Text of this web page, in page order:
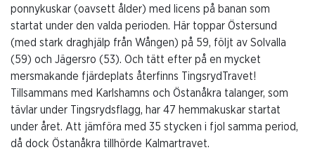
ponnykuskar (oavsett ålder) med licens på banan som
startat under den valda perioden. Här toppar Östersund
(med stark draghjälp från Wången) på 59, följt av Solvalla
(59) och Jägersro (53). Och tätt efter på en mycket
mersmakande fjärdeplats återfinns TingsrydTravet!
Tillsammans med Karlshamns och Östanåkra talanger, som
tävlar under Tingsrydsflagg, har 47 hemmakuskar startat
under året. Att jämföra med 35 stycken i fjol samma period,
då dock Östanåkra tillhörde Kalmartravet.